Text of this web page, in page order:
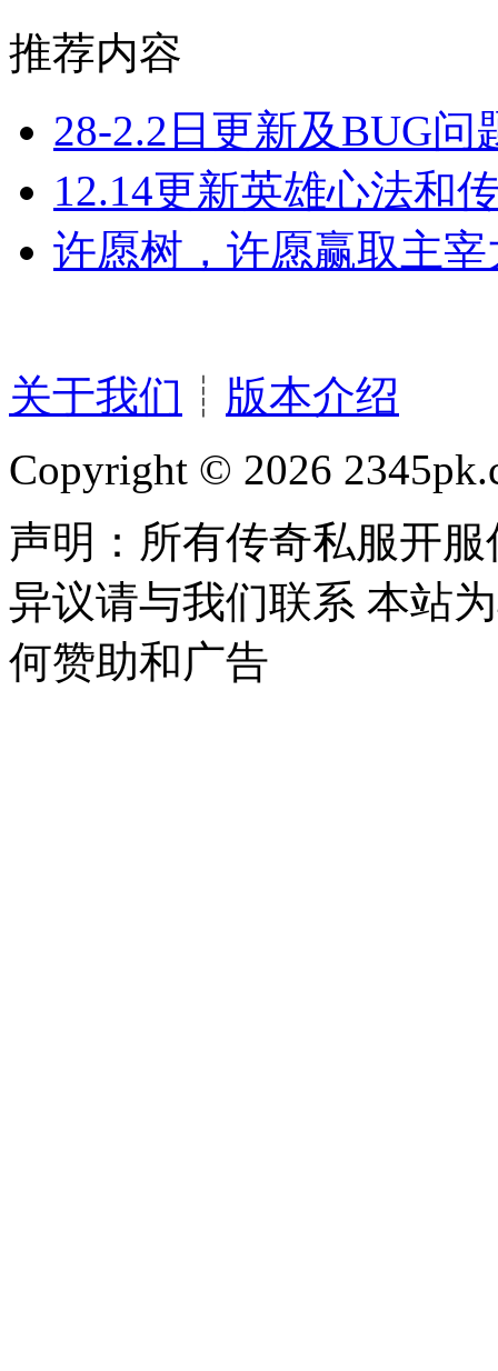
推荐内容
28-2.2日更新及BUG问
12.14更新英雄心法和
许愿树，许愿赢取主宰
关于我们 ┊ 版本介绍
Copyright © 2026
声明：所有传奇私服开
异议请与我们联系 本站
何赞助和广告